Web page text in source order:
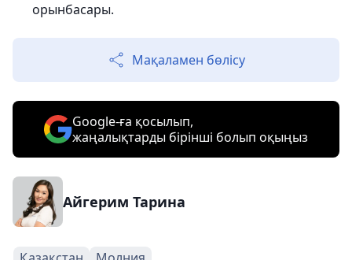
орынбасары.
Мақаламен бөлісу
Google-ға қосылып,
жаңалықтарды бірінші болып оқыңыз
Айгерим Тарина